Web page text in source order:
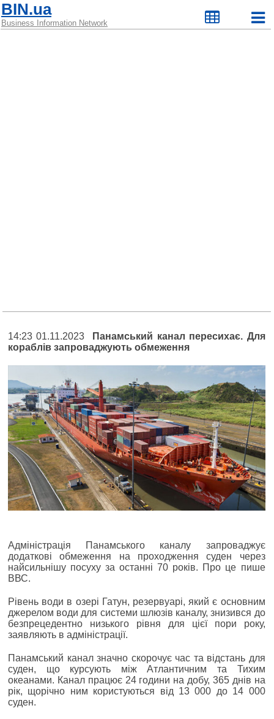
BIN.ua
Business Information Network
14:23 01.11.2023
Панамський канал пересихає. Для
кораблів запроваджують обмеження
Адміністрація Панамського каналу запроваджує
додаткові обмеження на проходження суден через
найсильнішу посуху за останні 70 років. Про це пише
ВВС.
Рівень води в озері Гатун, резервуарі, який є основним
джерелом води для системи шлюзів каналу, знизився до
безпрецедентно низького рівня для цієї пори року,
заявляють в адміністрації.
Панамський канал значно скорочує час та відстань для
суден, що курсують між Атлантичним та Тихим
океанами. Канал працює 24 години на добу, 365 днів на
рік, щорічно ним користуються від 13 000 до 14 000
суден.